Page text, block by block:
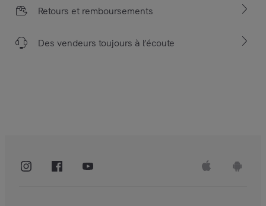
Retours et remboursements
Des vendeurs toujours à l’écoute